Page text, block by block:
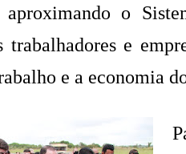
aproximando o
trabalhadores e
e a economia